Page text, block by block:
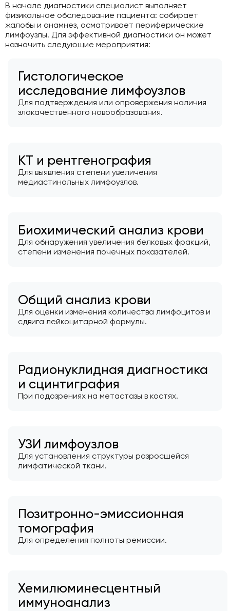
В начале диагностики специалист выполняет
физикальное обследование пациента: собирает
жалобы и анамнез, осматривает периферические
лимфоузлы. Для эффективной диагностики он может
назначить следующие мероприятия:
Гистологическое
исследование лимфоузлов
Для подтверждения или опровержения наличия
злокачественного новообразования.
КТ и рентгенография
Для выявления степени увеличения
медиастинальных лимфоузлов.
Биохимический анализ крови
Для обнаружения увеличения белковых фракций,
степени изменения почечных показателей.
Общий анализ крови
Для оценки изменения количества лимфоцитов и
сдвига лейкоцитарной формулы.
Радионуклидная диагностика
и сцинтиграфия
При подозрениях на метастазы в костях.
УЗИ лимфоузлов
Для установления структуры разросшейся
лимфатической ткани.
Позитронно-эмиссионная
томография
Для определения полноты ремиссии.
Хемилюминесцентный
иммуноанализ